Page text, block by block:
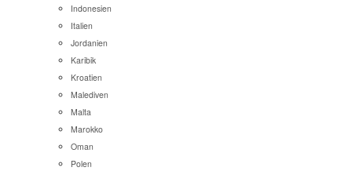
Indonesien
Italien
Jordanien
Karibik
Kroatien
Malediven
Malta
Marokko
Oman
Polen